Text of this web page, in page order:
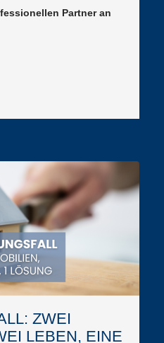
Partner an
ZWEI
LEBEN, EINE